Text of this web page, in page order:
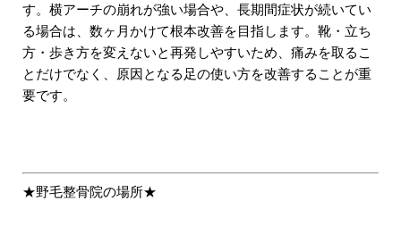
す。横アーチの崩れが強い場合や、長期間症状が続いてい
る場合は、数ヶ月かけて根本改善を目指します。靴・立ち
方・歩き方を変えないと再発しやすいため、痛みを取るこ
とだけでなく、原因となる足の使い方を改善することが重
要です。
★野毛整骨院の場所★